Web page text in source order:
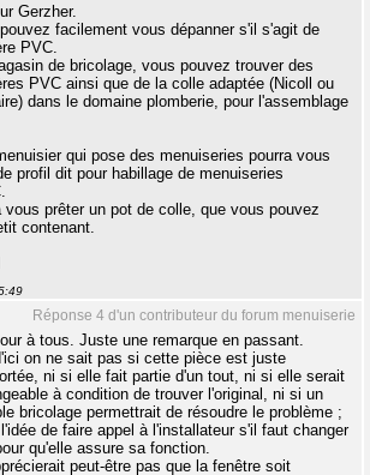
Gerzher.
facilement vous dépanner s'il s'agit de
PVC.
de bricolage, vous pouvez trouver des
PVC ainsi que de la colle adaptée (Nicoll ou
dans le domaine plomberie, pour l'assemblage
qui pose des menuiseries pourra vous
profil dit pour habillage de menuiseries
vous prêter un pot de colle, que vous pouvez
contenant.
Réponse 4 d'un contributeur du forum menuiserie
à tous. Juste une remarque en passant.
on ne sait pas si cette pièce est juste
ni si elle fait partie d'un tout, ni si elle serait
à condition de trouver l'original, ni si un
bricolage permettrait de résoudre le problème ;
de faire appel à l'installateur s'il faut changer
qu'elle assure sa fonction.
peut-être pas que la fenêtre soit